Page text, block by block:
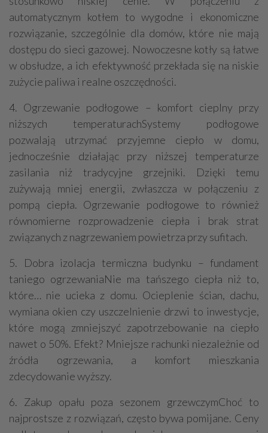
automatycznym kotłem to wygodne i ekonomiczne
rozwiązanie, szczególnie dla domów, które nie mają
dostępu do sieci gazowej. Nowoczesne kotły są łatwe
w obsłudze, a ich efektywność przekłada się na niskie
zużycie paliwa i realne oszczędności.
4. Ogrzewanie podłogowe – komfort cieplny przy
niższych temperaturachSystemy podłogowe
pozwalają utrzymać przyjemne ciepło w domu,
jednocześnie działając przy niższej temperaturze
zasilania niż tradycyjne grzejniki. Dzięki temu
zużywają mniej energii, zwłaszcza w połączeniu z
pompą ciepła. Ogrzewanie podłogowe to również
równomierne rozprowadzenie ciepła i brak strat
związanych z nagrzewaniem powietrza przy sufitach.
5. Dobra izolacja termiczna budynku – fundament
taniego ogrzewaniaNie ma tańszego ciepła niż to,
które… nie ucieka z domu. Ocieplenie ścian, dachu,
wymiana okien czy uszczelnienie drzwi to inwestycje,
które mogą zmniejszyć zapotrzebowanie na ciepło
nawet o 50%. Efekt? Mniejsze rachunki niezależnie od
źródła ogrzewania, a komfort mieszkania
zdecydowanie wyższy.
6. Zakup opału poza sezonem grzewczymChoć to
najprostsze z rozwiązań, często bywa pomijane. Ceny